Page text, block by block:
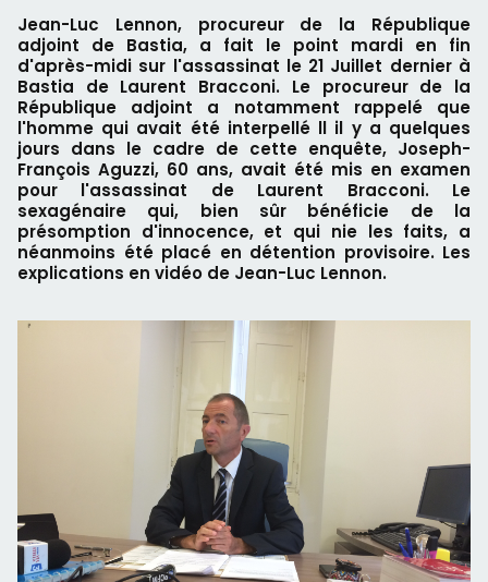
Jean-Luc Lennon, procureur de la République
adjoint de Bastia, a fait le point mardi en fin
d'après-midi sur l'assassinat le 21 Juillet dernier à
Bastia de Laurent Bracconi. Le procureur de la
République adjoint a notamment rappelé que
l'homme qui avait été interpellé ll il y a quelques
jours dans le cadre de cette enquête, Joseph-
François Aguzzi, 60 ans, avait été mis en examen
pour l'assassinat de Laurent Bracconi. Le
sexagénaire qui, bien sûr bénéficie de la
présomption d'innocence, et qui nie les faits, a
néanmoins été placé en détention provisoire. Les
explications en vidéo de Jean-Luc Lennon.